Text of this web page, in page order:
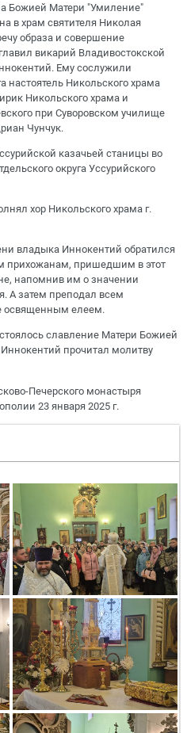
Божией Матери "Умиление"
в храм святителя Николая
образа и совершение
викарий Владивостокской
Ему сослужили
настоятель Никольского храма
Никольского храма и
при Суворовском училище
Чунчук.
казачьей станицы во
округа Уссурийского
хор Никольского храма г.
владыка Иннокентий обратился
прихожанам, пришедшим в этот
напомнив им о значении
А затем преподал всем
освященным елеем.
славление Матери Божией
прочитал молитву
Печерского монастыря
23 января 2025 г.